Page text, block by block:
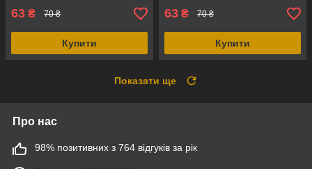
63 ₴ 70 ₴
Купити
63 ₴ 70 ₴
Купити
Показати ще
Про нас
98% позитивних з 764 відгуків за рік